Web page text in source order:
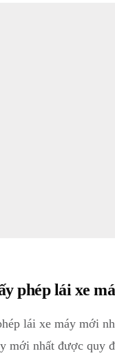
phép lái xe
lái xe máy mới
mới nhất được quy